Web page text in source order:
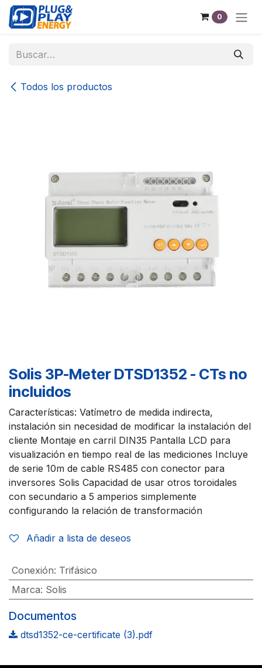
Ir al contenido
0
Todos los productos
Solis 3P-Meter DTSD1352 - CTs no
incluidos
Características: Vatímetro de medida indirecta,
instalación sin necesidad de modificar la instalación del
cliente Montaje en carril DIN35 Pantalla LCD para
visualización en tiempo real de las mediciones Incluye
de serie 10m de cable RS485 con conector para
inversores Solis Capacidad de usar otros toroidales
con secundario a 5 amperios simplemente
configurando la relación de transformación
Añadir a lista de deseos
Conexión: Trifásico
Marca: Solis
Documentos
dtsd1352-ce-certificate (3).pdf